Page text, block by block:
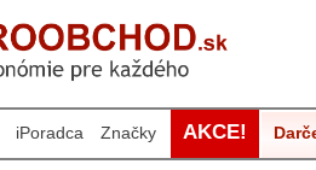
iPoradca Značky AKCE!